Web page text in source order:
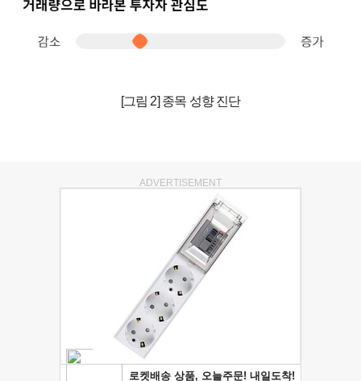
[그림 2] 종목 성향 진단
ADVERTISEMENT